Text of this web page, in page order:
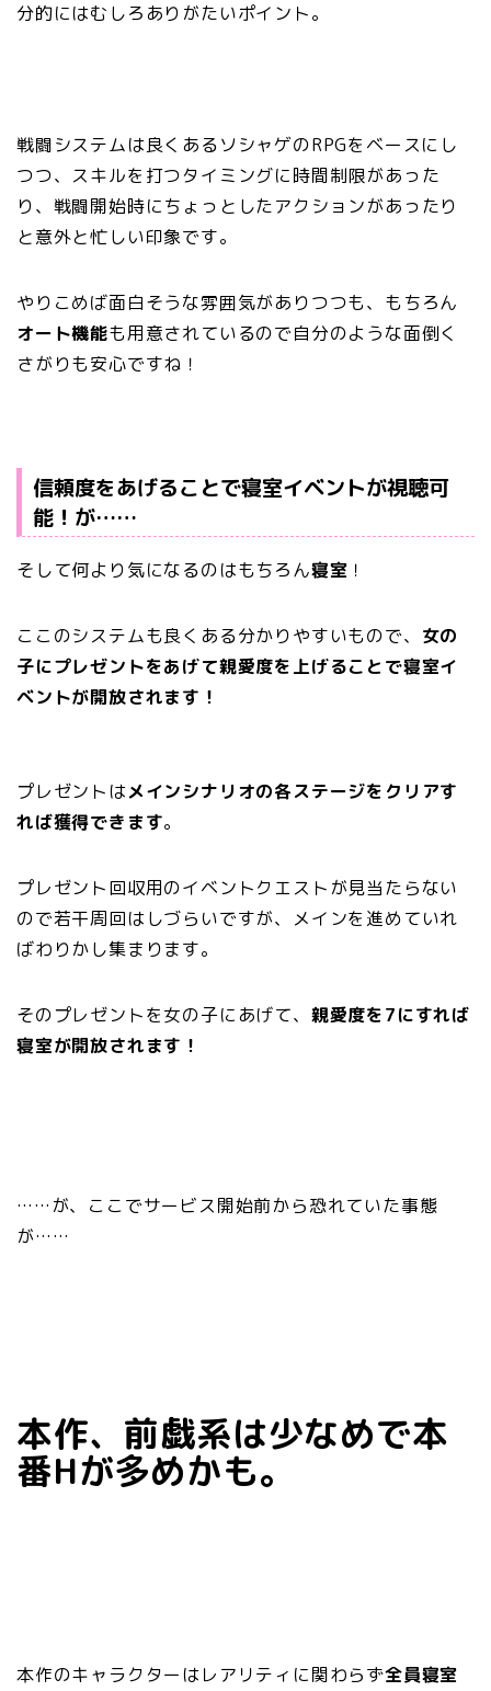
分的にはむしろありがたいポイント。
戦闘システムは良くあるソシャゲのRPGをベースにし
つつ、スキルを打つタイミングに時間制限があった
り、戦闘開始時にちょっとしたアクションがあったり
と意外と忙しい印象です。
やりこめば面白そうな雰囲気がありつつも、もちろん
オート機能も用意されているので自分のような面倒く
さがりも安心ですね！
信頼度をあげることで寝室イベントが視聴可
能！が……
そして何より気になるのはもちろん寝室 ！
ここのシステムも良くある分かりやすいもので、 女の
子にプレゼントをあげて親愛度を上げることで寝室イ
ベントが開放されます！
プレゼントはメインシナリオの各ステージをクリアす
れば獲得できます。
プレゼント回収用のイベントクエストが見当たらない
ので若干周回はしづらいですが、メインを進めていれ
ばわりかし集まります。
そのプレゼントを女の子にあげて、 親愛度を7にすれば
寝室が開放されます！
……が、ここでサービス開始前から恐れていた事態
が……
本作、前戯系は少なめで本
番Hが多めかも。
本作のキャラクターはレアリティに関わらず全員寝室